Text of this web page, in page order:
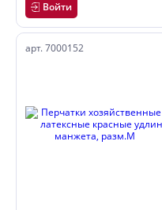
Войти
арт. 7000152